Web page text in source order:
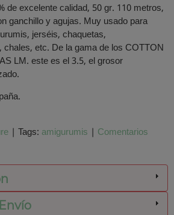
de excelente calidad, 50 gr. 110 metros,
ganchillo y agujas. Muy usado para
jerséis, chaquetas,
etc. De la gama de los COTTON
LM. este es el 3.5, el grosor
| Tags: amigurumis | Comentarios